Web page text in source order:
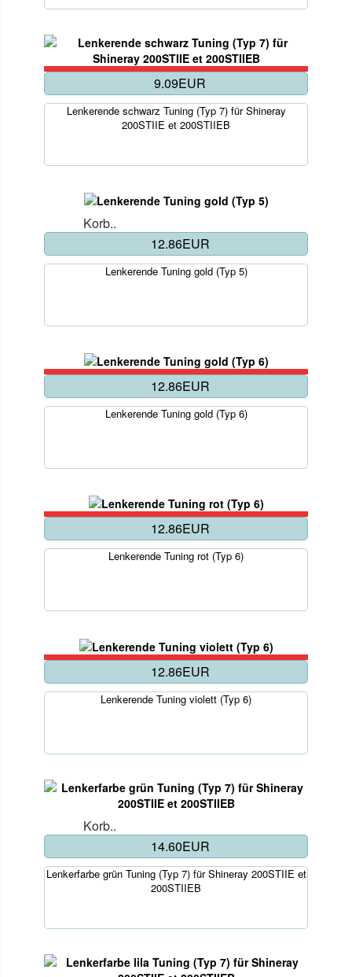
9.09EUR
Lenkerende schwarz Tuning (Typ 7) für Shineray
200STIIE et 200STIIEB
Korb..
12.86EUR
Lenkerende Tuning gold (Typ 5)
12.86EUR
Lenkerende Tuning gold (Typ 6)
12.86EUR
Lenkerende Tuning rot (Typ 6)
12.86EUR
Lenkerende Tuning violett (Typ 6)
Korb..
14.60EUR
Lenkerfarbe grün Tuning (Typ 7) für Shineray 200STIIE et
200STIIEB